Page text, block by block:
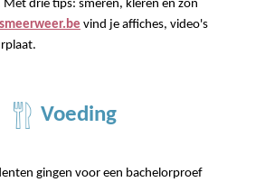
Met drie tips: smeren, kleren en zon
smeerweer.be vind je affiches, video's
Voeding
gingen voor een bachelorproef